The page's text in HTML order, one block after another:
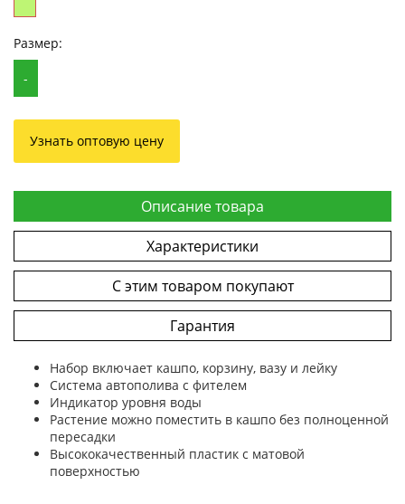
Размер:
-
Узнать оптовую цену
Описание товара
Характеристики
С этим товаром покупают
Гарантия
Набор включает кашпо, корзину, вазу и лейку
Система автополива с фителем
Индикатор уровня воды
Растение можно поместить в кашпо без полноценной
пересадки
Высококачественный пластик с матовой
поверхностью